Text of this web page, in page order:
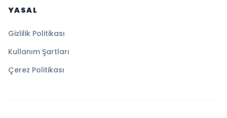
YASAL
Gizlilik Politikası
Kullanım Şartları
Çerez Politikası